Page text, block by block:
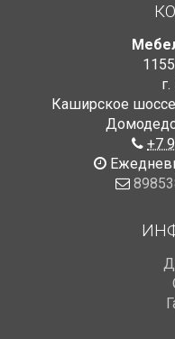
Каширское
+7